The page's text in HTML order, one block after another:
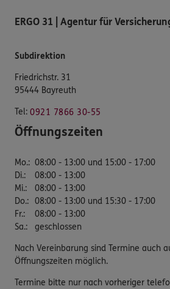
ERGO 31 | Agentur für
Subdirektion
Friedrichstr. 31
95444 Bayreuth
Tel: 0921 7866 30-55
Öffnungszeiten
Mo.: 08:00 - 13:00 und 15:00 - 17:00
Di.:
08:00 - 13:00
Mi.:
08:00 - 13:00
Do.: 08:00 - 13:00 und 15:30 - 17:00
Fr.:
08:00 - 13:00
Sa.: geschlossen
Nach Vereinbarung sind Termine auch
Öffnungszeiten möglich.
Termine bitte nur nach vorheriger